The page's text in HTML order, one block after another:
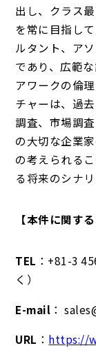
出し、クラス
を常に目指し
ルタント、ア
であり、広範
アワークの倫
チャーは、過
調査、市場調
の大切な企業
の考えられる
る将来のシナ
【本件に関す
TEL ：+81-3
く）
E-mail ：
URL ： https://